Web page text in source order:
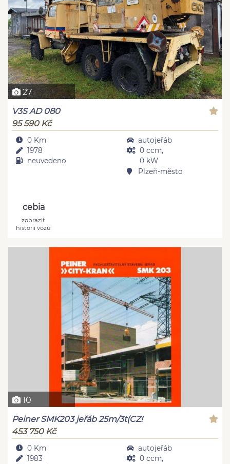
27
V3S AD 080
95 590 Kč
0 Km
1978
neuvedeno
autojeřáb
0 ccm,
0 kW
Plzeň-město
cebia
zobrazit
historii vozu
10
Peiner SMK203 jeřáb 25m/3t(CZ!
453 750 Kč
0 Km
1983
autojeřáb
0 ccm,